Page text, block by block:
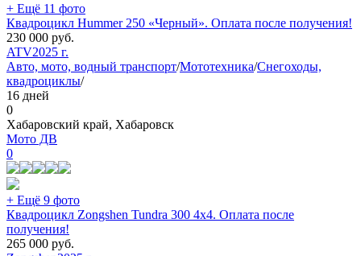
+ Ещё 11 фото
Квадроцикл Hummer 250 «Черный». Оплата после получения!
230 000 руб.
ATV2025 г.
Авто, мото, водный транспорт/Мототехника/Снегоходы,
квадроциклы/
16 дней
0
Хабаровский край, Хабаровск
Мото ДВ
0
+ Ещё 9 фото
Квадроцикл Zongshen Tundra 300 4х4. Оплата после
получения!
265 000 руб.